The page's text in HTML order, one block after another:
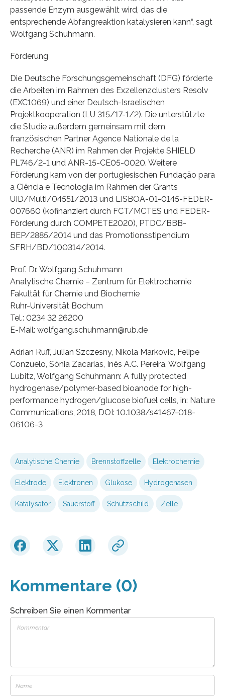
passende Enzym ausgewählt wird, das die
entsprechende Abfangreaktion katalysieren kann“, sagt
Wolfgang Schuhmann.
Förderung
Die Deutsche Forschungsgemeinschaft (DFG) förderte
die Arbeiten im Rahmen des Exzellenzclusters Resolv
(EXC1069) und einer Deutsch-Israelischen
Projektkooperation (LU 315/17-1/2). Die unterstützte
die Studie außerdem gemeinsam mit dem
französischen Partner Agence Nationale de la
Recherche (ANR) im Rahmen der Projekte SHIELD
PL746/2-1 und ANR-15-CE05-0020. Weitere
Förderung kam von der portugiesischen Fundação para
a Ciência e Tecnologia im Rahmen der Grants
UID/Multi/04551/2013 und LISBOA-01-0145-FEDER-
007660 (kofinanziert durch FCT/MCTES und FEDER-
Förderung durch COMPETE2020), PTDC/BBB-
BEP/2885/2014 und das Promotionsstipendium
SFRH/BD/100314/2014.
Prof. Dr. Wolfgang Schuhmann
Analytische Chemie – Zentrum für Elektrochemie
Fakultät für Chemie und Biochemie
Ruhr-Universität Bochum
Tel.: 0234 32 26200
E-Mail: wolfgang.schuhmann@rub.de
Adrian Ruff, Julian Szczesny, Nikola Markovic, Felipe
Conzuelo, Sónia Zacarias, Inês A.C. Pereira, Wolfgang
Lubitz, Wolfgang Schuhmann: A fully protected
hydrogenase/polymer-based bioanode for high-
performance hydrogen/glucose biofuel cells, in: Nature
Communications, 2018, DOI: 10.1038/s41467-018-
06106-3
Analytische Chemie Brennstoffzelle Elektrochemie
Elektrode Elektronen Glukose Hydrogenasen
Katalysator Sauerstoff Schutzschild Zelle
Kommentare (0)
Schreiben Sie einen Kommentar